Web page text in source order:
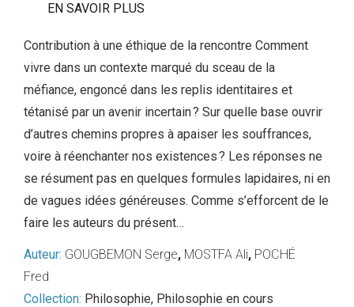
EN SAVOIR PLUS
Contribution à une éthique de la rencontre Comment
vivre dans un contexte marqué du sceau de la
méfiance, engoncé dans les replis identitaires et
tétanisé par un avenir incertain ? Sur quelle base ouvrir
d’autres chemins propres à apaiser les souffrances,
voire à réenchanter nos existences ? Les réponses ne
se résument pas en quelques formules lapidaires, ni en
de vagues idées généreuses. Comme s’efforcent de le
faire les auteurs du présent…
Auteur: GOUGBEMON Serge, MOSTFA Ali, POCHÉ
Fred
Collection: Philosophie, Philosophie en cours